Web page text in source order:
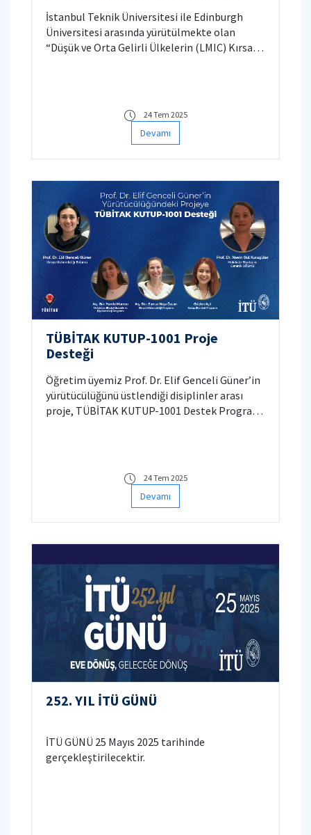
Birliği
İstanbul Teknik Üniversitesi ile Edinburgh
Üniversitesi arasında yürütülmekte olan
“Düşük ve Orta Gelirli Ülkelerin (LMIC) Kırsal
araştırma projesi çalışmaları başladı.
24 Tem 2025
Devamı
TÜBİTAK KUTUP-1001 Proje
Desteği
Öğretim üyemiz Prof. Dr. Elif Genceli Güner’in
yürütücülüğünü üstlendiği disiplinler arası
proje, TÜBİTAK KUTUP-1001 Destek Programı
24 Tem 2025
Devamı
252. YIL İTÜ GÜNÜ
İTÜ GÜNÜ 25 Mayıs 2025 tarihinde
gerçekleştirilecektir.